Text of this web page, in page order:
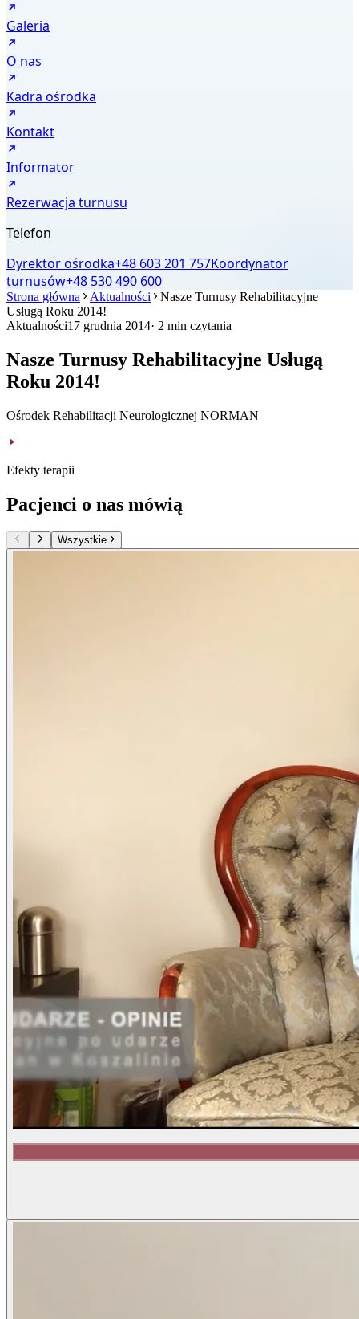
Galeria
O nas
Kadra ośrodka
Kontakt
Informator
Rezerwacja turnusu
Telefon
Dyrektor ośrodka+48 603 201 757Koordynator
turnusów+48 530 490 600
Strona główna Aktualności
Nasze Turnusy Rehabilitacyjne
Usługą Roku 2014!
Aktualności17 grudnia 2014· 2 min czytania
Nasze Turnusy Rehabilitacyjne Usługą
Roku 2014!
Ośrodek Rehabilitacji Neurologicznej NORMAN
Efekty terapii
Pacjenci o nas mówią
Wszystkie